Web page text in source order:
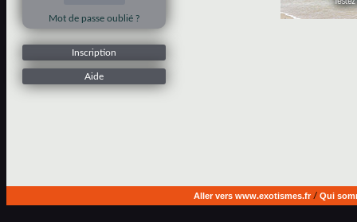
Mot de passe oublié ?
Inscription
Aide
Aller vers www.exotismes.fr/ Qui